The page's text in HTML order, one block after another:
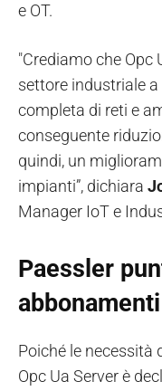
e OT.
"Crediamo che Opc
settore industriale a
completa di reti e
conseguente
quindi, un
impianti”, dichiara
Manager IoT e
Paessler
abbonamenti
Poiché le necessità
Opc Ua Server è